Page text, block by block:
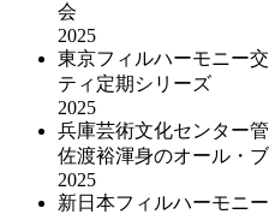
会
2025
東京フィルハーモニー
ティ定期シリーズ
2025
兵庫芸術文化センター
佐渡裕渾身のオール・
2025
新日本フィルハーモニ